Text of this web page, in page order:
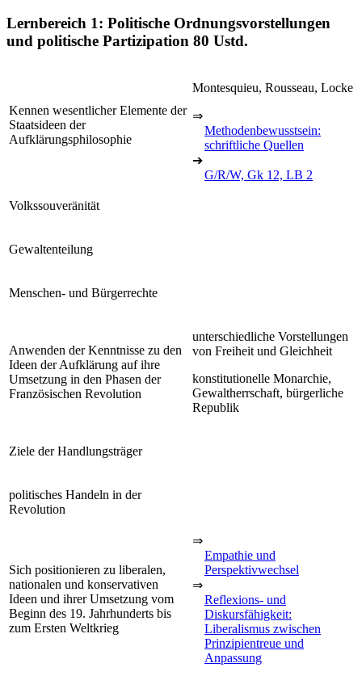
Lernbereich 1: Politische Ordnungsvorstellungen
und politische Partizipation 80 Ustd.
Kennen wesentlicher Elemente der
Staatsideen der
Aufklärungsphilosophie
Montesquieu, Rousseau, Locke
⇒
Methodenbewusstsein:
schriftliche Quellen
➔
G/R/W, Gk 12, LB 2
Volkssouveränität
Gewaltenteilung
Menschen- und Bürgerrechte
Anwenden der Kenntnisse zu den
Ideen der Aufklärung auf ihre
Umsetzung in den Phasen der
Französischen Revolution
unterschiedliche Vorstellungen
von Freiheit und Gleichheit
konstitutionelle Monarchie,
Gewaltherrschaft, bürgerliche
Republik
Ziele der Handlungsträger
politisches Handeln in der
Revolution
Sich positionieren zu liberalen,
nationalen und konservativen
Ideen und ihrer Umsetzung vom
Beginn des 19. Jahrhunderts bis
zum Ersten Weltkrieg
⇒
Empathie und
Perspektivwechsel
⇒
Reflexions- und
Diskursfähigkeit:
Liberalismus zwischen
Prinzipientreue und
Anpassung